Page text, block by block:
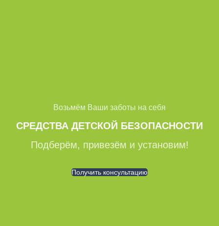
Возьмём Ваши заботы на себя
СРЕДСТВА ДЕТСКОЙ БЕЗОПАСНОСТИ
Подберём, привезём и установим!
Получить консультацию